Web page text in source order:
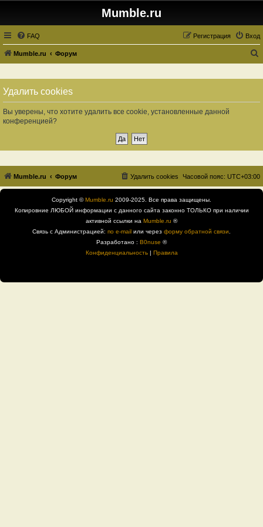
Mumble.ru
FAQ Вход
Регистрация
Mumble.ru Форум
и
Удалить cookies
Вы уверены, что хотите удалить все cookie, установленные данной
конференцией?
Mumble.ru Форум Часовой пояс: UTC+03:00
Удалить cookies
Copyright ©Mumble.ru 2009-2025. Все права защищены.
Копировние ЛЮБОЙ информации с данного сайта законно ТОЛЬКО при наличии
активной ссылки на Mumble.ru ®
Связь с Администрацией: по e-mail или через форму обратной связи
Разработано : B0nuse ®
Конфиденциальность| Правила